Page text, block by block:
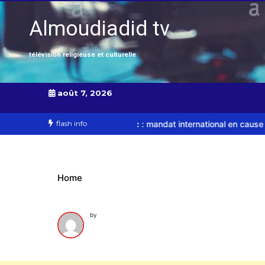
Almoudiadid tv
télévision religieuse et culturelle
août 7, 2026
flash info
au Maroc : mandat international en cause Sénégal – FMI
Home
by